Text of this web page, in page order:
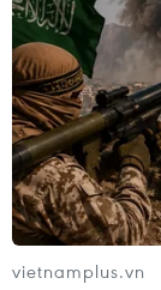
vietnamplus.vn